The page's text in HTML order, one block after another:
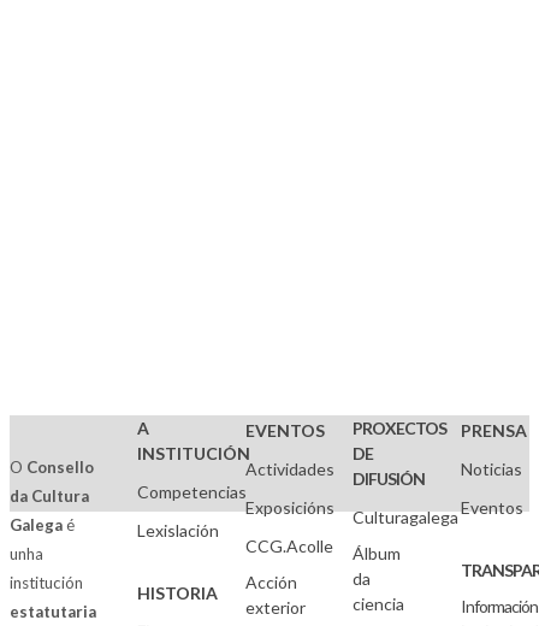
O Consello
da Cultura
Galegaé
unha
institución
estatutaria
A
INSTITUCIÓN
Competencias
Lexislación
HISTORIA
EVENTOS
Actividades
Exposicións
CCG.Acolle
Acción
exterior
PROXECTOS
DE
DIFUSIÓN
Culturagalega
Álbum
da
ciencia
PRENSA
Noticias
Eventos
Información